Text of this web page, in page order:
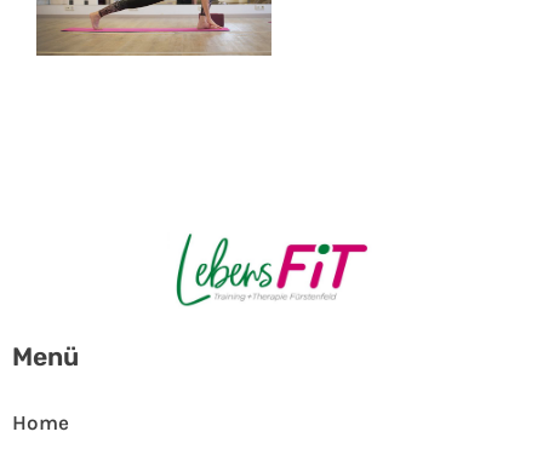
Menü
Home